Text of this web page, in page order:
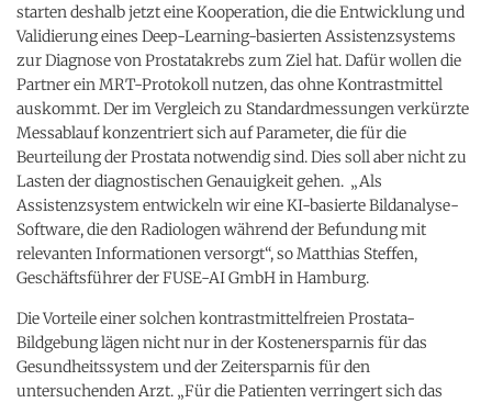
starten deshalb jetzt eine Kooperation, die die Entwicklung und
Validierung eines Deep-Learning-basierten Assistenzsystems
zur Diagnose von Prostatakrebs zum Ziel hat. Dafür wollen die
Partner ein MRT-Protokoll nutzen, das ohne Kontrastmittel
auskommt. Der im Vergleich zu Standardmessungen verkürzte
Messablauf konzentriert sich auf Parameter, die für die
Beurteilung der Prostata notwendig sind. Dies soll aber nicht zu
Lasten der diagnostischen Genauigkeit gehen. „Als
Assistenzsystem entwickeln wir eine KI-basierte Bildanalyse-
Software, die den Radiologen während der Befundung mit
relevanten Informationen versorgt“, so Matthias Steffen,
Geschäftsführer der FUSE-AI GmbH in Hamburg.
Die Vorteile einer solchen kontrastmittelfreien Prostata-
Bildgebung lägen nicht nur in der Kostenersparnis für das
Gesundheitssystem und der Zeitersparnis für den
untersuchenden Arzt. „Für die Patienten verringert sich das